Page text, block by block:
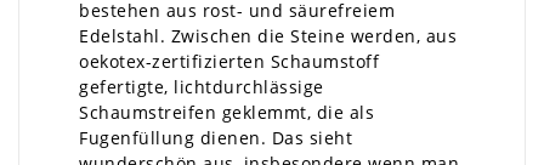
bestehen aus rost- und säurefreiem
Edelstahl. Zwischen die Steine werden, aus
oekotex-zertifizierten Schaumstoff
gefertigte, lichtdurchlässige
Schaumstreifen geklemmt, die als
Fugenfüllung dienen. Das sieht